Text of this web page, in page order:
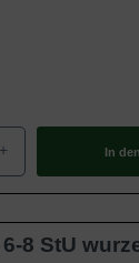
+ In den
8 StU